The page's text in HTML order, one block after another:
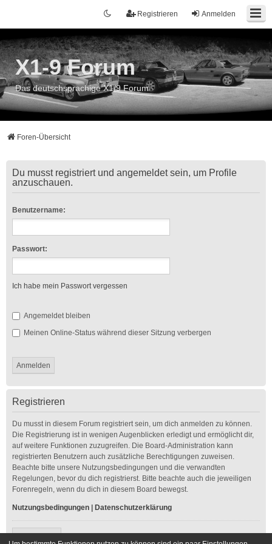
Anmelden
Registrieren
X1-9 Forum
Das deutschsprachige X1/9 Forum
Foren-Übersicht
Du musst registriert und angemeldet sein, um Profile
anzuschauen.
Benutzername:
Passwort:
Ich habe mein Passwort vergessen
Angemeldet bleiben
Meinen Online-Status während dieser Sitzung verbergen
Registrieren
Du musst in diesem Forum registriert sein, um dich anmelden zu können.
Die Registrierung ist in wenigen Augenblicken erledigt und ermöglicht dir,
auf weitere Funktionen zuzugreifen. Die Board-Administration kann
registrierten Benutzern auch zusätzliche Berechtigungen zuweisen.
Beachte bitte unsere Nutzungsbedingungen und die verwandten
Regelungen, bevor du dich registrierst. Bitte beachte auch die jeweiligen
Forenregeln, wenn du dich in diesem Board bewegst.
Nutzungsbedingungen Datenschutzerklärung